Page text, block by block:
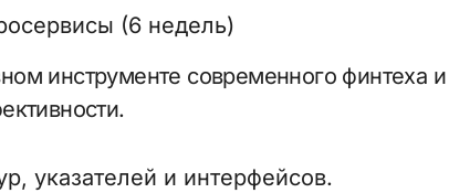
(6 недель)
инструменте современного финтеха и
указателей и интерфейсов.